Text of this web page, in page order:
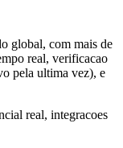
global, com mais de
real, verificacao
pela ultima vez), e
real, integracoes